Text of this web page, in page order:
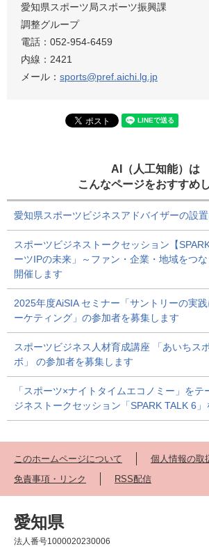
愛知県スポーツ局スポーツ振興課
調整グループ
電話：052-954-6459
内線：2421
メール： sports@pref.aichi.lg.jp
AI（人工知能）は
こんなページをおすすめ
愛知県スポーツビジネスアドバイザーの設
スポーツビジネストークセッション【
ーツIPの未来」～ファン・企業・地域をつ
開催します
2025年度AiSIA セミナー「サントリーの実
ーケティング」の参加者を募集します
スポーツビジネス人材育成講座 「あいちス
ボ」 の参加者を募集します
「スポーツ×ナイトタイムエコノミー」を
ジネストークセッション「SPARK TALK 6
このホームページについて
個人情報の取
免責事項・リンク
RSS配信
愛知県
法人番号1000020230006